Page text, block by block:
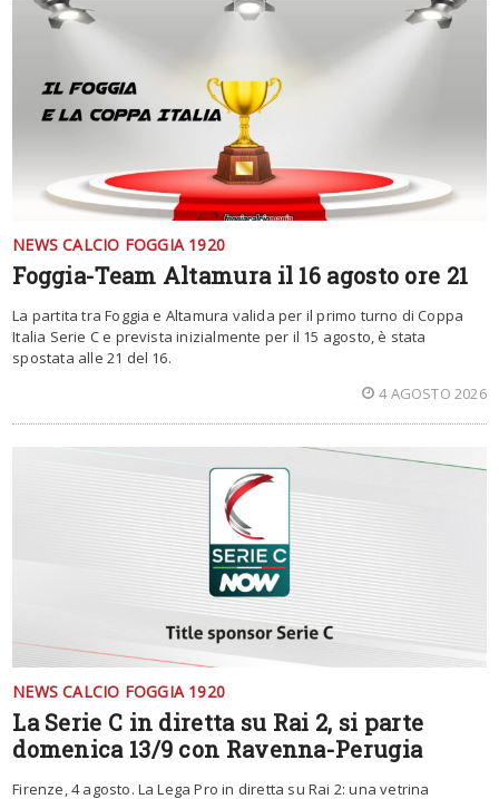
NEWS CALCIO FOGGIA 1920
Foggia-Team Altamura il 16 agosto ore 21
La partita tra Foggia e Altamura valida per il primo turno di Coppa
Italia Serie C e prevista inizialmente per il 15 agosto, è stata
spostata alle 21 del 16.
4 AGOSTO 2026
NEWS CALCIO FOGGIA 1920
La Serie C in diretta su Rai 2, si parte
domenica 13/9 con Ravenna-Perugia
Firenze, 4 agosto. La Lega Pro in diretta su Rai 2: una vetrina